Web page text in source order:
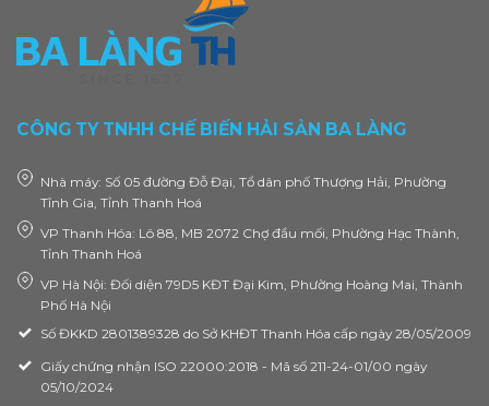
CÔNG TY TNHH CHẾ BIẾN HẢI SẢN BA LÀNG
Nhà máy: Số 05 đường Đỗ Đại, Tổ dân phố Thượng Hải, Phường
Tĩnh Gia, Tỉnh Thanh Hoá
VP Thanh Hóa: Lô 88, MB 2072 Chợ đầu mối, Phường Hạc Thành,
Tỉnh Thanh Hoá
VP Hà Nội: Đối diện 79D5 KĐT Đại Kim, Phường Hoàng Mai, Thành
Phố Hà Nội
Số ĐKKD 2801389328 do Sở KHĐT Thanh Hóa cấp ngày 28/05/2009
Giấy chứng nhận ISO 22000:2018 - Mã số 211-24-01/00 ngày
05/10/2024